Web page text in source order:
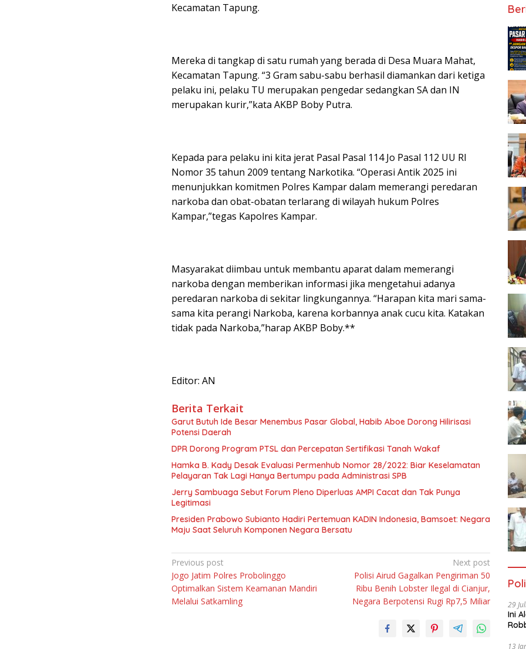
Kecamatan Tapung.
Mereka di tangkap di satu rumah yang berada di Desa Muara Mahat,
Kecamatan Tapung. “3 Gram sabu-sabu berhasil diamankan dari ketiga
pelaku ini, pelaku TU merupakan pengedar sedangkan SA dan IN
merupakan kurir,”kata AKBP Boby Putra.
Kepada para pelaku ini kita jerat Pasal Pasal 114 Jo Pasal 112 UU RI
Nomor 35 tahun 2009 tentang Narkotika. “Operasi Antik 2025 ini
menunjukkan komitmen Polres Kampar dalam memerangi peredaran
narkoba dan obat-obatan terlarang di wilayah hukum Polres
Kampar,”tegas Kapolres Kampar.
Masyarakat diimbau untuk membantu aparat dalam memerangi
narkoba dengan memberikan informasi jika mengetahui adanya
peredaran narkoba di sekitar lingkungannya. “Harapan kita mari sama-
sama kita perangi Narkoba, karena korbannya anak cucu kita. Katakan
tidak pada Narkoba,”harap AKBP Boby.**
Editor: AN
Berita Terkait
Garut Butuh Ide Besar Menembus Pasar Global, Habib Aboe Dorong Hilirisasi
Potensi Daerah
DPR Dorong Program PTSL dan Percepatan Sertifikasi Tanah Wakaf
Hamka B. Kady Desak Evaluasi Permenhub Nomor 28/2022: Biar Keselamatan
Pelayaran Tak Lagi Hanya Bertumpu pada Administrasi SPB
Jerry Sambuaga Sebut Forum Pleno Diperluas AMPI Cacat dan Tak Punya
Legitimasi
Presiden Prabowo Subianto Hadiri Pertemuan KADIN Indonesia, Bamsoet: Negara
Maju Saat Seluruh Komponen Negara Bersatu
Navigasi
pos
Previous post
Jogo Jatim Polres Probolinggo
Optimalkan Sistem Keamanan Mandiri
Melalui Satkamling
Next post
Polisi Airud Gagalkan Pengiriman 50
Ribu Benih Lobster Ilegal di Cianjur,
Negara Berpotensi Rugi Rp7,5 Miliar
29
Ini
13